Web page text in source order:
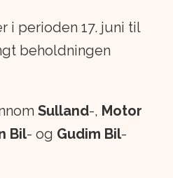
i perioden 17. juni til
beholdningen
Sulland-, Motor
Bil- og Gudim Bil-